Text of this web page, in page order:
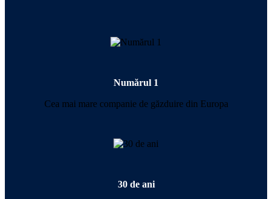
Numărul 1
Cea mai mare companie de găzduire din Europa
30 de ani